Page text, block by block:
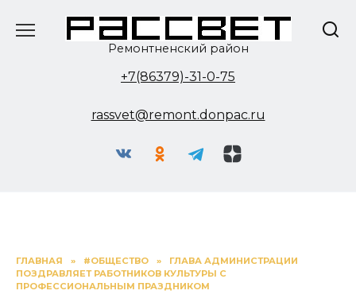
Ремонтненский район
+7(86379)-31-0-75
rassvet@remont.donpac.ru
ГЛАВНАЯ » #ОБЩЕСТВО »
ГЛАВА АДМИНИСТРАЦИИ
ПОЗДРАВЛЯЕТ РАБОТНИКОВ КУЛЬТУРЫ С
ПРОФЕССИОНАЛЬНЫМ ПРАЗДНИКОМ